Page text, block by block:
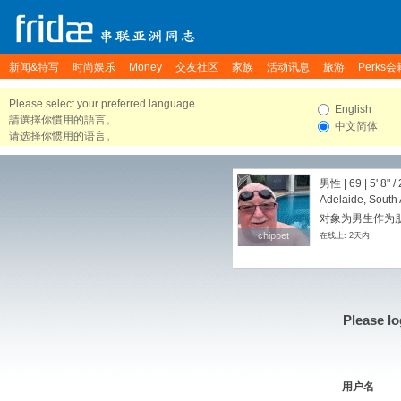
新闻&特写 时尚娱乐 Money 交友社区 家族 活动讯息 旅游 Perks会
Please select your preferred language.
請選擇你慣用的語言。
请选择你惯用的语言。
English
中文简体
chippet
chippet
男性 | 69 | 5' 8" /
Adelaide, South
对象为男生作为
在线上: 2天内
Please
用户名